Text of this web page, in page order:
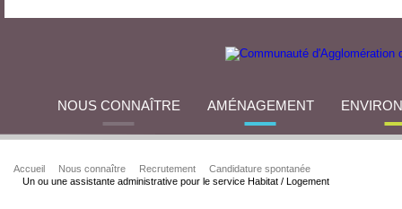
NOUS CONNAÎTRE AMÉNAGEMENT
Accueil Nous connaître Recrutement
Candidature spontanée
Un ou une assistante administrative pour le service Habitat / Logement